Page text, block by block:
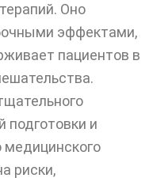
Оно
эффектами,
пациентов в
подготовки и
медицинского
риски,